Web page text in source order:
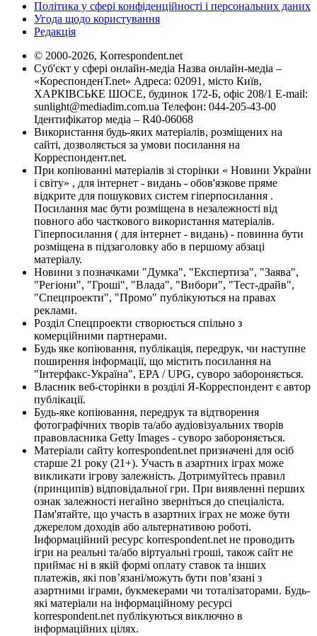
Політика у сфері конфіденційності і персональних даних
Угода щодо користування
Редакція
© 2000-2026, Korrespondent.net
Суб'єкт у сфері онлайн-медіа Назва онлайн-медіа –
«КореспонденТ.net» Адреса: 02091, місто Київ,
ХАРКІВСЬКЕ ШОСЕ, будинок 172-Б, офіс 208/1 E-mail:
sunlight@mediadim.com.ua Телефон: 044-205-43-00
Ідентифікатор медіа – R40-06068
Використання будь-яких матеріалів, розміщених на
сайті, дозволяється за умови посилання на
Корреспондент.net.
При копіюванні матеріалів зі сторінки « Новини України
і світу» , для інтернет - видань - обов'язкове пряме
відкрите для пошукових систем гіперпосилання .
Посилання має бути розміщена в незалежності від
повного або часткового використання матеріалів.
Гіперпосилання ( для інтернет - видань) - повинна бути
розміщена в підзаголовку або в першому абзаці
матеріалу.
Новини з позначками "Думка", "Експертиза", "Заява",
"Регіони", "Гроші", "Влада", "Вибори", "Тест-драйв",
"Спецпроекти", "Промо" публікуються на правах
реклами.
Розділ Спецпроекти створюється спільно з
комерційними партнерами.
Будь яке копіювання, публікація, передрук, чи наступне
поширення інформації, що містить посилання на
"Інтерфакс-Україна", EPA / UPG, суворо забороняється.
Власник веб-сторінки в розділі Я-Корреспондент є автор
публікації.
Будь-яке копіювання, передрук та відтворення
фотографічних творів та/або аудіовізуальних творів
правовласника Getty Images - суворо забороняється.
Матеріали сайту korrespondent.net призначені для осіб
старше 21 року (21+). Участь в азартних іграх може
викликати ігрову залежність. Дотримуйтесь правил
(принципів) відповідальної гри. При виявленні перших
ознак залежності негайно зверніться до спеціаліста.
Пам'ятайте, що участь в азартних іграх не може бути
джерелом доходів або альтернативою роботі.
Інформаційний ресурс korrespondent.net не проводить
ігри на реальні та/або віртуальні гроші, також сайт не
приймає ні в якій формі оплату ставок та інших
платежів, які пов’язані/можуть бути пов’язані з
азартними іграми, букмекерами чи тоталізаторами. Будь-
які матеріали на інформаційному ресурсі
korrespondent.net публікуються виключно в
інформаційних цілях.